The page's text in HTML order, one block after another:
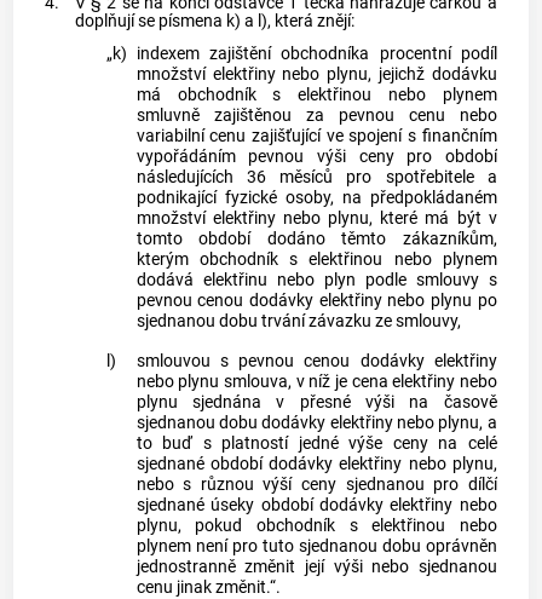
doplňují se písmena k) a l), která znějí:
„k) indexem zajištění obchodníka procentní podíl
množství elektřiny nebo plynu, jejichž dodávku
má obchodník s elektřinou nebo plynem
smluvně zajištěnou za pevnou cenu nebo
variabilní cenu zajišťující ve spojení s finančním
vypořádáním pevnou výši ceny pro období
následujících 36 měsíců pro spotřebitele a
podnikající fyzické osoby, na předpokládaném
množství elektřiny nebo plynu, které má být v
tomto období dodáno těmto zákazníkům,
kterým obchodník s elektřinou nebo plynem
dodává elektřinu nebo plyn podle smlouvy s
pevnou cenou dodávky elektřiny nebo plynu po
sjednanou dobu trvání závazku ze smlouvy,
l)
smlouvou s pevnou cenou dodávky elektřiny
nebo plynu smlouva, v níž je cena elektřiny nebo
plynu sjednána v přesné výši na časově
sjednanou dobu dodávky elektřiny nebo plynu, a
to buď s platností jedné výše ceny na celé
sjednané období dodávky elektřiny nebo plynu,
nebo s různou výší ceny sjednanou pro dílčí
sjednané úseky období dodávky elektřiny nebo
plynu, pokud obchodník s elektřinou nebo
plynem není pro tuto sjednanou dobu oprávněn
jednostranně změnit její výši nebo sjednanou
cenu jinak změnit.“.